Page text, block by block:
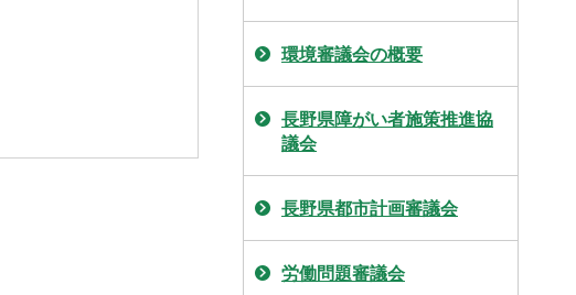
環境審議会の概要
長野県障がい者施策推進協
議会
長野県都市計画審議会
労働問題審議会